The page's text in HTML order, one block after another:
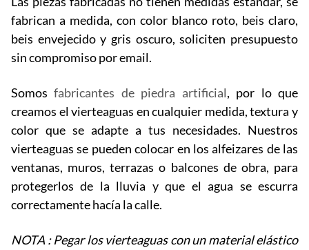
fabrican a medida, con color blanco roto, beis claro,
beis envejecido y gris oscuro, soliciten presupuesto
sin compromiso por email.
Somosfabricantes de piedra artificial, por lo que
creamos el vierteaguas en cualquier medida, textura y
color que se adapte a tus necesidades. Nuestros
vierteaguas se pueden colocar en los alfeizares de las
ventanas, muros, terrazas o balcones de obra, para
protegerlos de la lluvia y que el agua se escurra
correctamente hacía la calle.
NOTA : Pegar los vierteaguas con un material elástico